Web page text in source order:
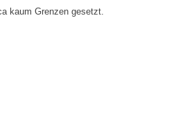
kaum Grenzen gesetzt.